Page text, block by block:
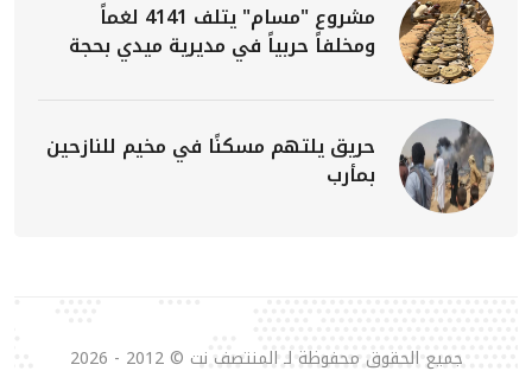
مشروع "مسام" يتلف 4141 لغماً
ومخلفاً حربياً في مديرية ميدي بحجة
حريق يلتهم مسكنًا في مخيم للنازحين
بمأرب
جميع الحقوق محفوظة لـ المنتصف نت © 2012 - 2026